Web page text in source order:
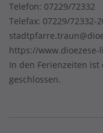
Telefon: 07229/72332
Telefax: 07229/72332-
https://
In den Ferienzeiten
geschlossen.